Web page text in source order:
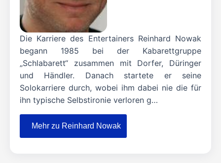
Die Karriere des Entertainers Reinhard Nowak
begann 1985 bei der Kabarettgruppe
„Schlabarett“ zusammen mit Dorfer, Düringer
und Händler. Danach startete er seine
Solokarriere durch, wobei ihm dabei nie die für
ihn typische Selbstironie verloren g…
Mehr zu Reinhard Nowak